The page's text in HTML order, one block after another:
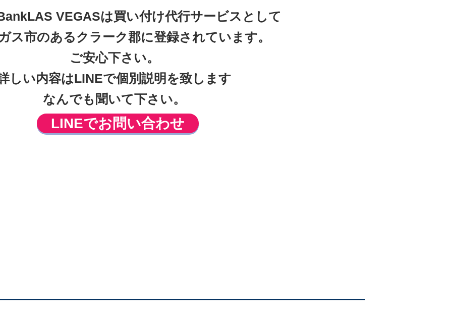
VEGASは買い付け代行サービスとして
ス市のあるクラーク郡に登録されています。
ご安心下さい。
しい内容はLINEで個別説明を致します
なんでも聞いて下さい。
LINEでお問い合わせ